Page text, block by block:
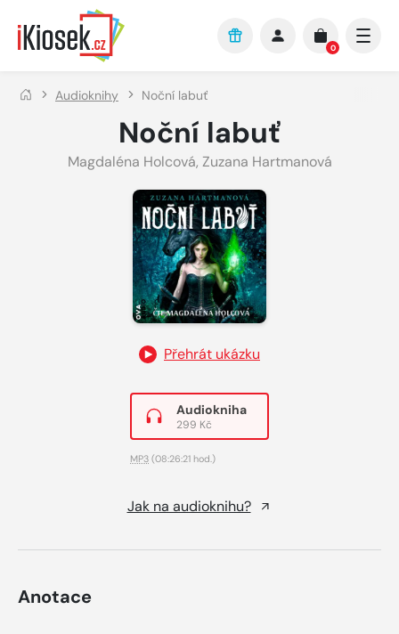
Přejít na hlavní obsah
0
Audioknihy Noční labuť
Noční labuť
Magdaléna Holcová, Zuzana Hartmanová
Přehrát ukázku
Audiokniha
299 Kč
MP3 (08:26:21 hod.)
Jak na audioknihu?
Anotace